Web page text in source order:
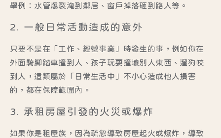
舉例：水管爆裂淹到鄰居、窗戶掉落砸到路人等。
2. 一般日常活動造成的意外
只要不是在「工作、經營事業」時發生的事，例如你在
外面騎腳踏車撞到人、孩子玩耍撞壞別人東西、遛狗咬
到人，這類屬於「日常生活中」不小心造成他人損害
的，都在保障範圍內。
3. 承租房屋引發的火災或爆炸
如果你是租屋族，因為疏忽導致房屋起火或爆炸，導致